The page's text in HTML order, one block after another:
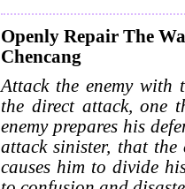
Openly Repair The
Chencang
Attack the enemy with
the direct attack, one
enemy prepares his
attack sinister, that the
causes him to divide